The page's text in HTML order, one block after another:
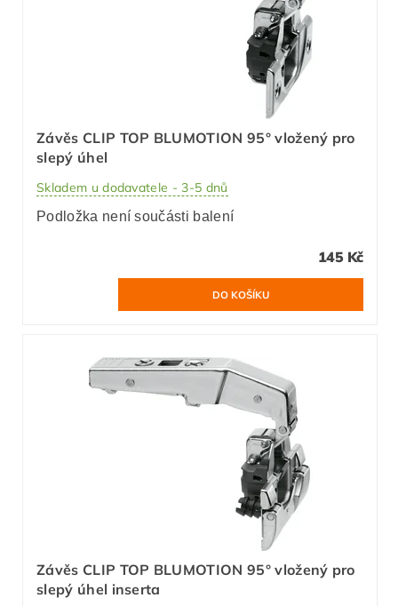
Závěs CLIP TOP BLUMOTION 95° vložený pro
slepý úhel
Skladem u dodavatele - 3-5 dnů
Podložka není součásti balení
145 Kč
Závěs CLIP TOP BLUMOTION 95° vložený pro
slepý úhel inserta